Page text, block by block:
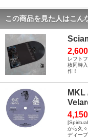
この商品を見た人はこん
レフト
枚同時
作！
から久
ディー